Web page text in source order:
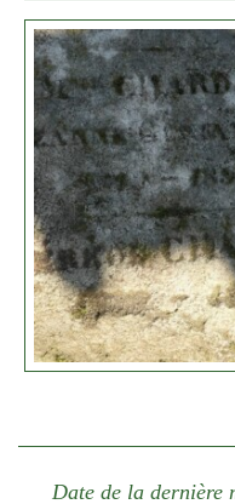
Date de la dernière